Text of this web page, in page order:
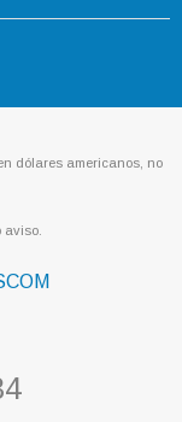
dólares americanos, no
aviso.